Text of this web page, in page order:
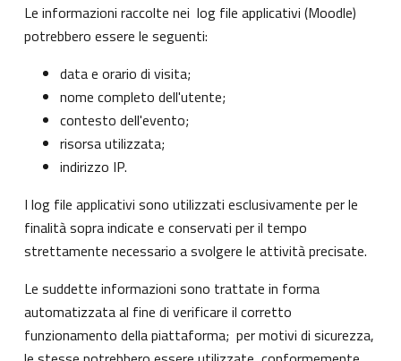
Le informazioni raccolte nei log file applicativi (Moodle)
potrebbero essere le seguenti:
data e orario di visita;
nome completo dell'utente;
contesto dell'evento;
risorsa utilizzata;
indirizzo IP.
I log file applicativi sono utilizzati esclusivamente per le
finalità sopra indicate e conservati per il tempo
strettamente necessario a svolgere le attività precisate.
Le suddette informazioni sono trattate in forma
automatizzata al fine di verificare il corretto
funzionamento della piattaforma; per motivi di sicurezza,